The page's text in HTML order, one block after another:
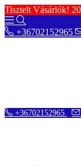
Tisztelt Vásárlók!
+36702152965
+36702152965